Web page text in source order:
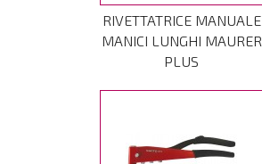
RIVETTATRICE MANUALE
MANICI LUNGHI MAURER
PLUS